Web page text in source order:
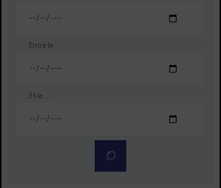
Entre le ...
Et le ...
Rechercher un agenda